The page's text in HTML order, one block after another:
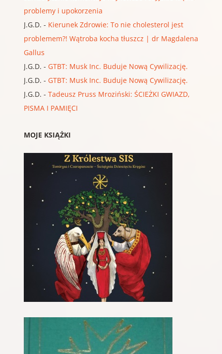
problemy i upokorzenia
J.G.D. - Kierunek Zdrowie: To nie cholesterol jest
problemem?! Wątroba kocha tłuszcz | dr Magdalena
Gallus
J.G.D. - GTBT: Musk Inc. Buduje Nową Cywilizację.
J.G.D. - GTBT: Musk Inc. Buduje Nową Cywilizację.
J.G.D. - Tadeusz Pruss Mroziński: ŚCIEŻKI GWIAZD,
PISMA I PAMIĘCI
MOJE KSIĄŻKI